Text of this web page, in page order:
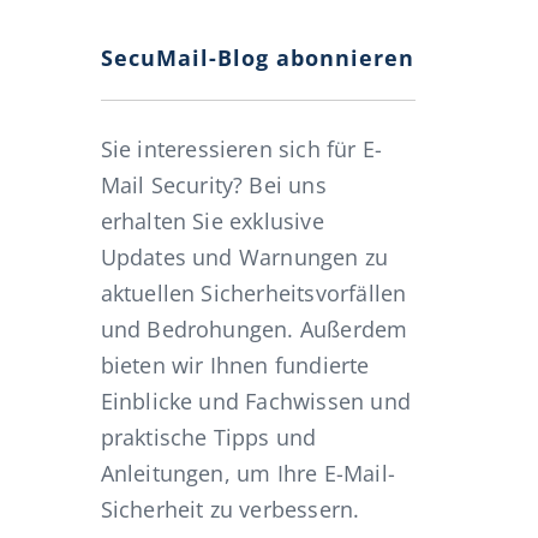
der Flut an Bewerbungsmails (Spam)
SecuMail-Blog abonnieren
Sie interessieren sich für E-
Mail Security? Bei uns
erhalten Sie exklusive
Updates und Warnungen zu
aktuellen Sicherheitsvorfällen
und Bedrohungen. Außerdem
bieten wir Ihnen fundierte
Einblicke und Fachwissen und
praktische Tipps und
Anleitungen, um Ihre E-Mail-
Sicherheit zu verbessern.